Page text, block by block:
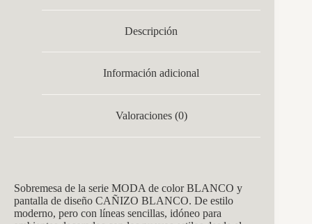
Descripción
Información adicional
Valoraciones (0)
Sobremesa de la serie MODA de color BLANCO y
pantalla de diseño CAÑIZO BLANCO. De estilo
moderno, pero con líneas sencillas, idóneo para